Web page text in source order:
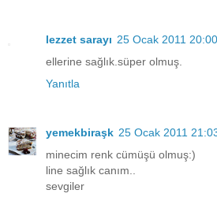
lezzet sarayı 25 Ocak 2011 20:00
ellerine sağlık.süper olmuş.
Yanıtla
yemekbiraşk 25 Ocak 2011
minecim renk cümüşü olmuş:)
line sağlık canım..
sevgiler